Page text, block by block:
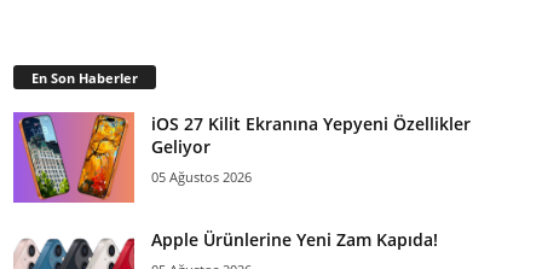
En Son Haberler
iOS 27 Kilit Ekranına Yepyeni Özellikler
Geliyor
05 Ağustos 2026
Apple Ürünlerine Yeni Zam Kapıda!